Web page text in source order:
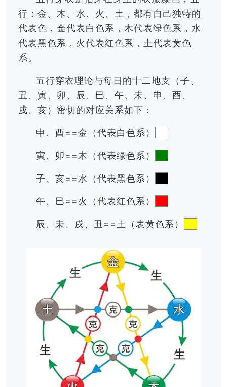
行：金、木、水、火、土，都有自己独特的
代表色，金代表白色系，木代表绿色系，水
代表黑色系，火代表红色系，土代表黄色
系。
五行穿衣理论与每日的十二地支（子、
丑、寅、卯、辰、巳、午、未、申、酉、
戌、亥）密切的对应关系如下：
申、酉==金（代表白色系）
寅、卯==木（代表绿色系）
子、亥==水（代表黑色系）
午、巳==火（代表红色系）
辰、未、戌、丑==土（表黄色系）